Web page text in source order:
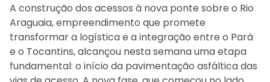
A construção dos acessos à nova ponte sobre o Rio
Araguaia, empreendimento que promete
transformar a logística e a integração entre o Pará
e o Tocantins, alcançou nesta semana uma etapa
fundamental: o início da pavimentação asfáltica das